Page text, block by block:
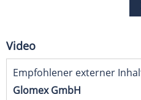
Video
Empfohlener externer
Glomex GmbH